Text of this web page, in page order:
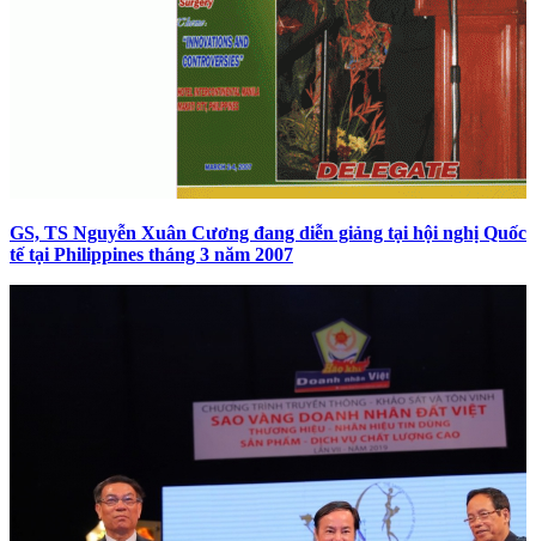
GS, TS Nguyễn Xuân Cương đang diễn giảng tại hội nghị Quốc
tế tại Philippines tháng 3 năm 2007